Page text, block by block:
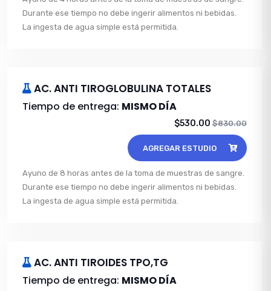
Durante ese tiempo no debe ingerir alimentos ni bebidas.
La ingesta de agua simple está permitida.
AC. ANTI TIROGLOBULINA TOTALES
Tiempo de entrega: MISMO DÍA
$530.00 $830.00
AGREGAR ESTUDIO
Ayuno de 8 horas antes de la toma de muestras de sangre.
Durante ese tiempo no debe ingerir alimentos ni bebidas.
La ingesta de agua simple está permitida.
AC. ANTI TIROIDES TPO,TG
Tiempo de entrega: MISMO DÍA